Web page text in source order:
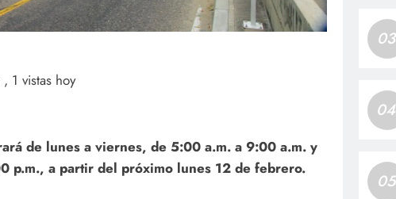
03
04
05
, 1 vistas hoy
de lunes a viernes, de 5:00 a.m. a 9:00 a.m. y
p.m., a partir del próximo lunes 12 de febrero.